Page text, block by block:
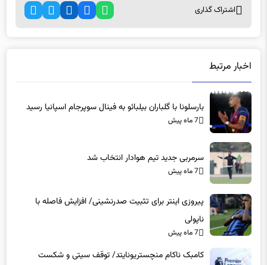
اشتراک گذاری
اخبار مرتبط
بارسلونا با گلباران بیلبائو به فینال سوپرجام اسپانیا رسید
7 ماه پیش
سرمربی جدید تیم هوادار انتخاب شد
7 ماه پیش
پیروزی اینتر برای تثبیت صدرنشینی/ افزایش فاصله با
ناپولی
7 ماه پیش
کامبک ناکام منچستریونایتد/ توقف سیتی و شکست